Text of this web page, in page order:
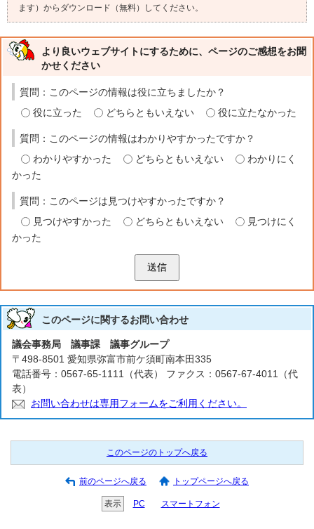
ます）からダウンロード（無料）してください。
より良いウェブサイトにするために、ページのご感想をお聞
かせください
質問：このページの情報は役に立ちましたか？
役に立った
どちらともいえない 役に立たなかった
質問：このページの情報はわかりやすかったですか？
わかりやすかった
どちらともいえない
わかりにく
かった
質問：このページは見つけやすかったですか？
見つけやすかった
どちらともいえない
見つけにく
かった
送信
このページに関するお問い合わせ
議会事務局 議事課 議事グループ
〒498-8501 愛知県弥富市前ケ須町南本田335
電話番号：0567-65-1111（代表） ファクス：0567-67-4011（代
表）
お問い合わせは専用フォームをご利用ください。
このページのトップへ戻る
前のページへ戻る トップページへ戻る
表示 PC スマートフォン